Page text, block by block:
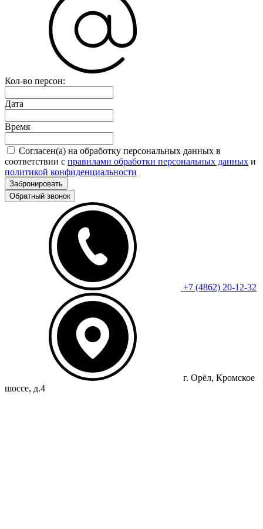
Кол-во персон:
Дата
Время
Согласен(а) на обработку персональных данных в
соответствии с правилами обработки персональных данных и
политикой конфиденциальности
Забронировать
Обратный звонок
+7 (4862) 20-12-32
г. Орёл, Кромское
шоссе, д.4